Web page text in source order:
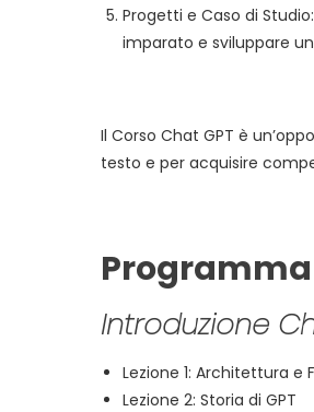
Progetti e Caso di
imparato e sviluppare
Il Corso Chat GPT è
testo e per acquisire
Introduzione
Lezione 1: Architettura e
Lezione 2: Storia di GPT